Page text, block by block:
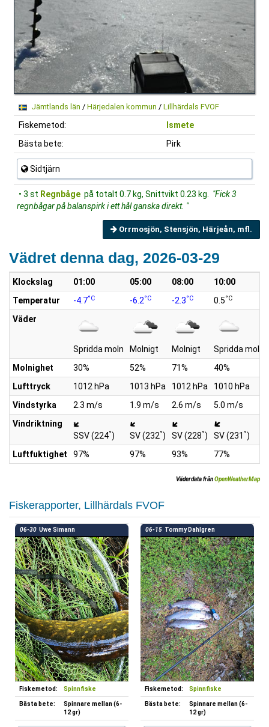
Jämtlands län / Härjedalen kommun / Lillhärdals FVOF
Fiskemetod:
Ismete
Bästa bete:
Pirk
Sidtjärn
• 3 st Regnbåge på totalt 0.7 kg, Snittvikt 0.23 kg.
"Fick 3
regnbågar på balanspirk i ett hål ganska direkt. "
Orrmosjön, Stensjön, Härjeån, mfl.
Vädret denna dag, 2026-03-29
Klockslag 01:00 05:00 08:00
10:00
Temperatur
-4.7°C -6.2°C -2.3°C 0.5°C
Väder
Spridda moln Molnigt Molnigt
Spridda moln
Molnighet
30% 52% 71%
40%
Lufttryck
1012 hPa 1013 hPa 1012 hPa
1010 hPa
Vindstyrka
2.3 m/s 1.9 m/s 2.6 m/s
5.0 m/s
Vindriktning
SSV (224°) SV (232°) SV (228°) SV (231 °)
Luftfuktighet
97% 97% 93% 77%
Väderdata frånOpenWeatherMap
Fiskerapporter, Lillhärdals FVOF
06-30 Uwe Simann
Fiskemetod: Spinnfiske
Bästa bete:
Spinnare mellan (6-
12 gr)
06-15 Tommy Dahlgren
Fiskemetod: Spinnfiske
Bästa bete:
Spinnare mellan (6-
12 gr)